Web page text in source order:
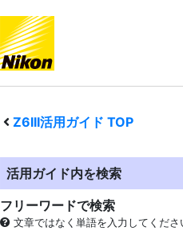
Z6III活用ガイド TOP
活用ガイド内を検索
フリーワードで検索
文章ではなく単語を入力してくださ